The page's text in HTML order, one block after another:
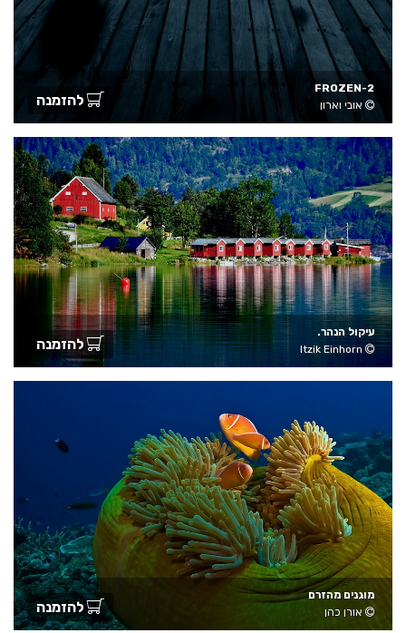
FROZEN-2
אובי וארון
להזמנה
עיקול הנהר.
Itzik Einhorn
להזמנה
מוגנים מהזרם
אורן כהן
להזמנה